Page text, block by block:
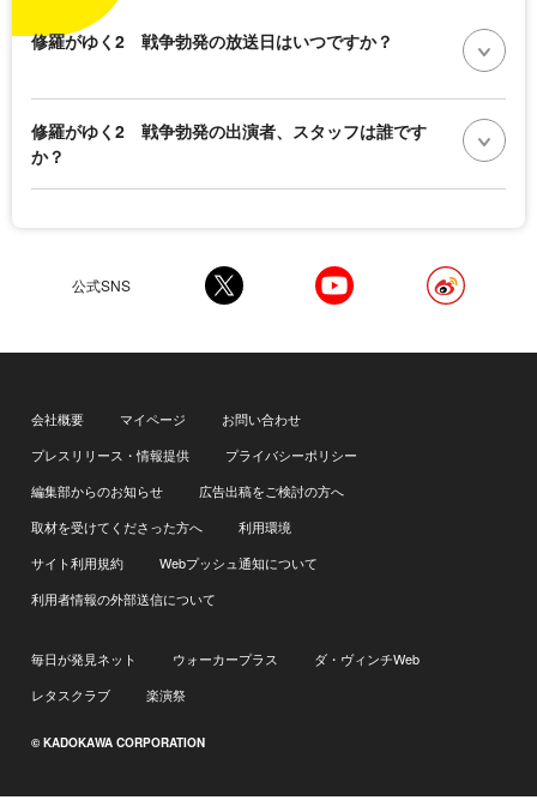
修羅がゆく2 戦争勃発の放送日はいつですか？
修羅がゆく2 戦争勃発の出演者、スタッフは誰です
か？
公式SNS
会社概要 マイページ
お問い合わせ
プレスリリース・情報提供
プライバシーポリシー
編集部からのお知らせ
広告出稿をご検討の方へ
取材を受けてくださった方へ
利用環境
サイト利用規約
Webプッシュ通知について
利用者情報の外部送信について
毎日が発見ネット ウォーカープラス
ダ・ヴィンチWeb
レタスクラブ
楽演祭
© KADOKAWA CORPORATION